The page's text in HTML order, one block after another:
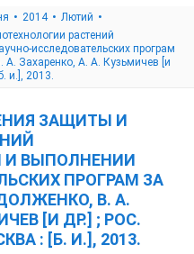
2014
Лютий
растений
исследовательских програм
Захаренко, А. А. Кузьмичев [и
и.], 2013.
ЗАЩИТЫ И
И ВЫПОЛНЕНИИ
ПРОГРАМ ЗА
В. А.
[И ДР.] ; РОС.
: [Б. И.], 2013.